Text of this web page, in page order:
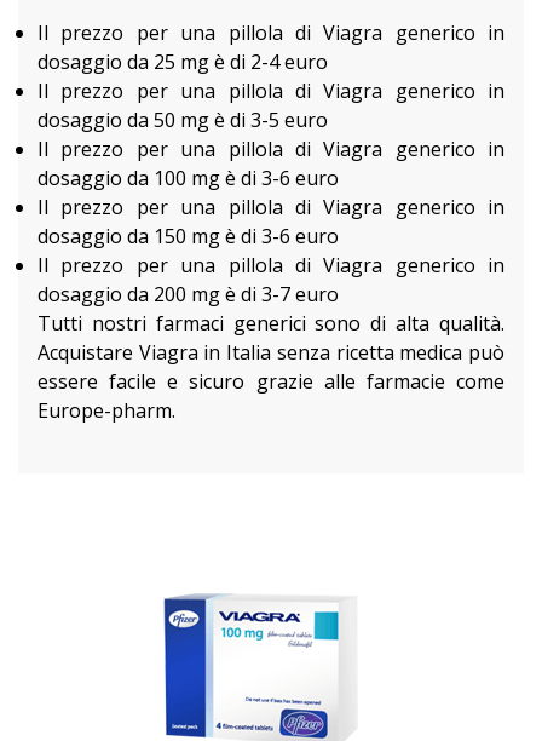
Il prezzo per una pillola di Viagra generico in
dosaggio da 25 mg è di 2-4 euro
Il prezzo per una pillola di Viagra generico in
dosaggio da 50 mg è di 3-5 euro
Il prezzo per una pillola di Viagra generico in
dosaggio da 100 mg è di 3-6 euro
Il prezzo per una pillola di Viagra generico in
dosaggio da 150 mg è di 3-6 euro
Il prezzo per una pillola di Viagra generico in
dosaggio da 200 mg è di 3-7 euro
Tutti nostri farmaci generici sono di alta qualità.
Acquistare Viagra in Italia senza ricetta medica può
essere facile e sicuro grazie alle farmacie come
Europe-pharm.